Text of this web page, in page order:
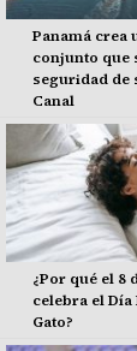
Panamá crea
conjunto que
seguridad de
Canal
¿Por qué el 8
celebra el
Gato?